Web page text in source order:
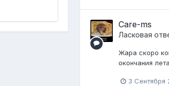
Care-ms
Ласковая
Жара скоро
окончания
3 Сентября